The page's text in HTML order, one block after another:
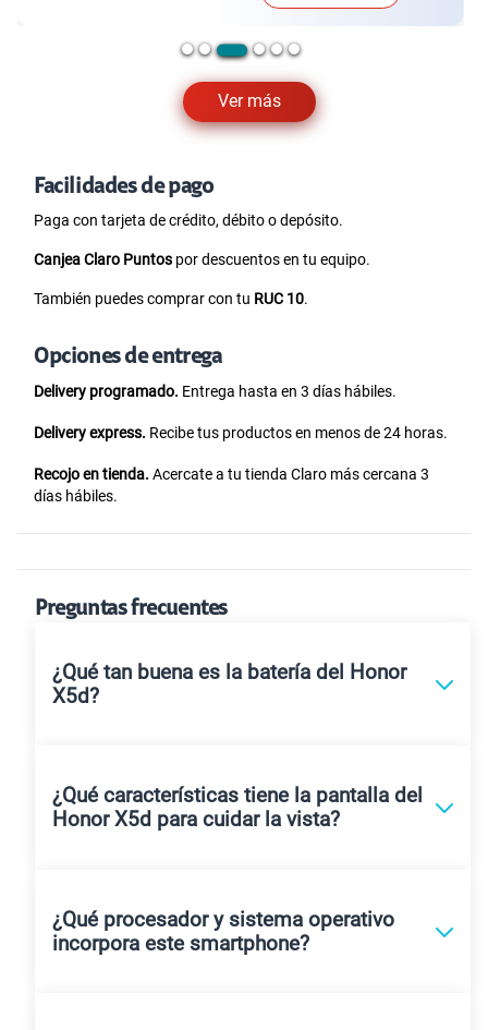
Ver más
Facilidades de pago
Paga con tarjeta de crédito, débito o depósito.
Canjea Claro Puntos por descuentos en tu equipo.
También puedes comprar con tu RUC 10.
Opciones de entrega
Delivery programado. Entrega hasta en 3 días hábiles.
Delivery express. Recibe tus productos en menos de 24 horas.
Recojo en tienda. Acercate a tu tienda Claro más cercana 3
días hábiles.
Preguntas frecuentes
¿Qué tan buena es la batería del Honor
X5d?
¿Qué características tiene la pantalla del
Honor X5d para cuidar la vista?
¿Qué procesador y sistema operativo
incorpora este smartphone?